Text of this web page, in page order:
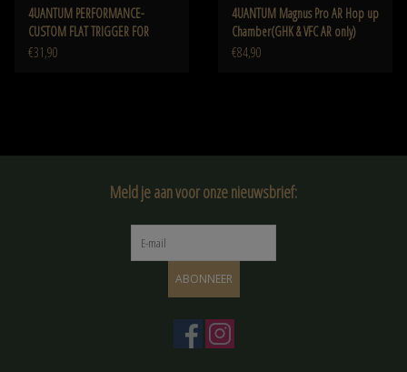
4UANTUM PERFORMANCE-
CUSTOM FLAT TRIGGER FOR
GLOCK (GLOCK SERIES)
€31,90
4UANTUM Magnus Pro AR Hop up
Chamber(GHK & VFC AR only)
€84,90
Meld je aan voor onze nieuwsbrief:
ABONNEER